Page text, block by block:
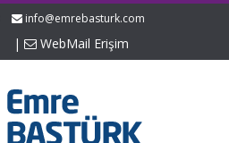
info@emrebasturk.com
| WebMail Erişim